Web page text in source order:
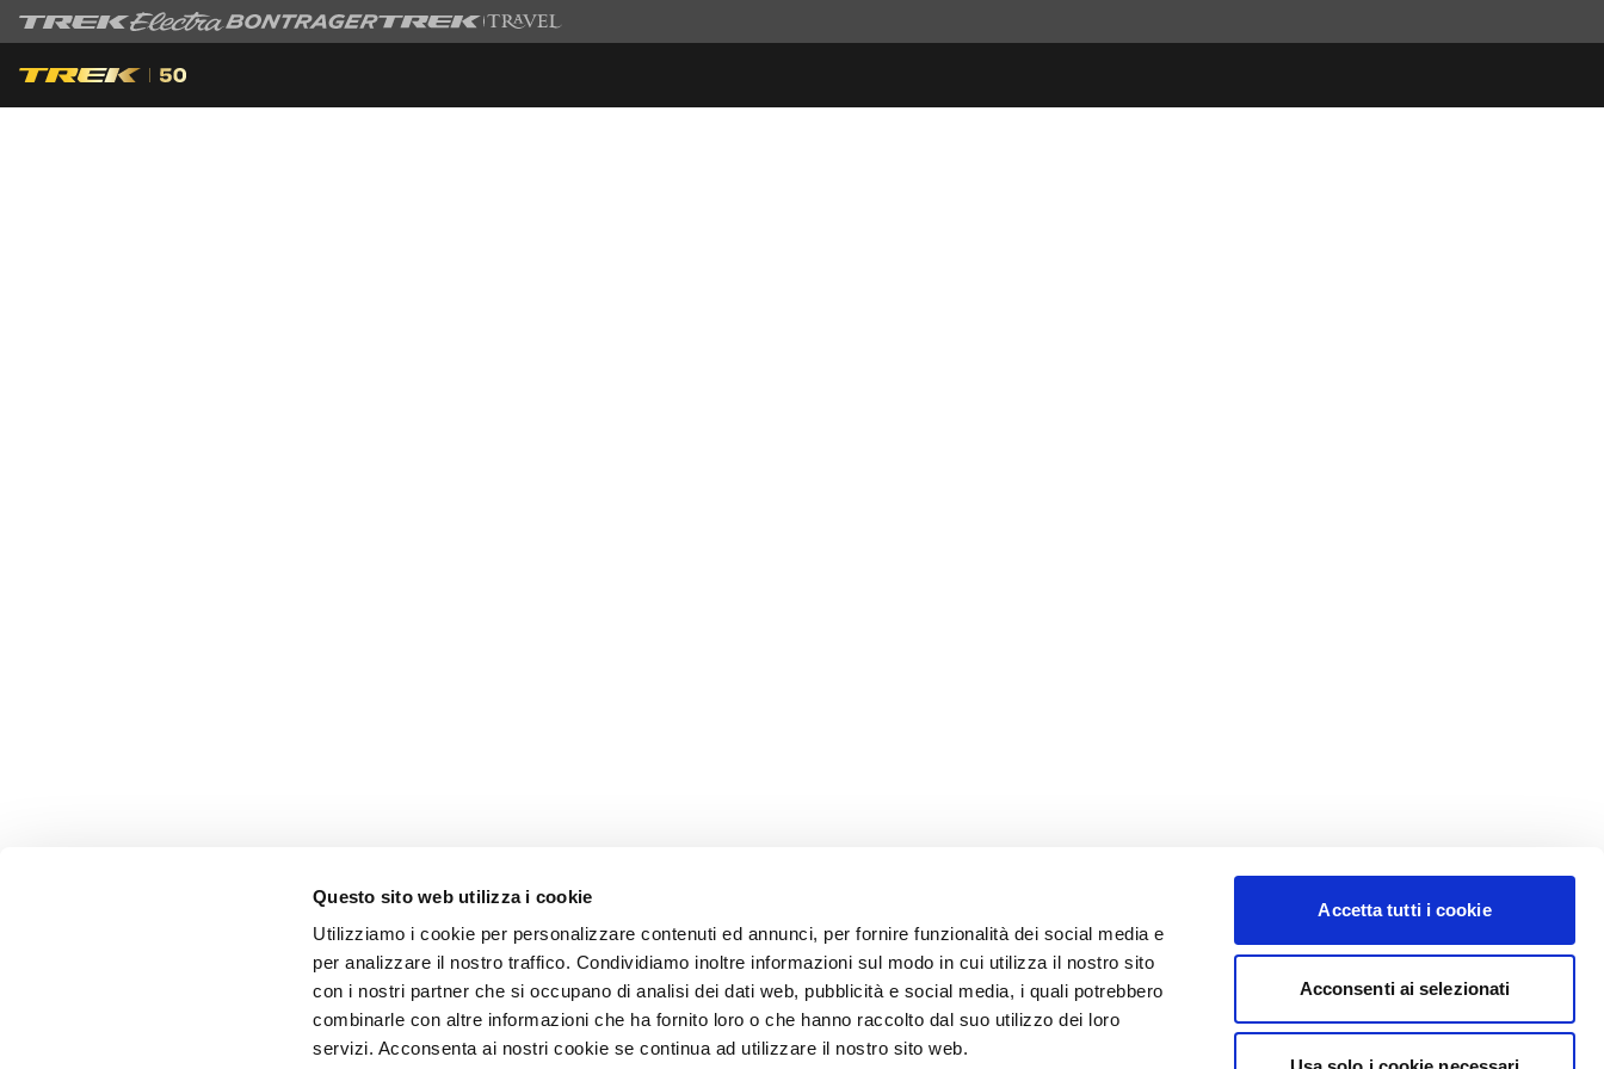
Questo sito web utilizza i cookie
Utilizziamo i cookie per personalizzare contenuti ed annunci, per fornire funzionalità dei social media e
per analizzare il nostro traffico. Condividiamo inoltre informazioni sul modo in cui utilizza il nostro sito
con i nostri partner che si occupano di analisi dei dati web, pubblicità e social media, i quali potrebbero
combinarle con altre informazioni che ha fornito loro o che hanno raccolto dal suo utilizzo dei loro
servizi. Acconsenta ai nostri cookie se continua ad utilizzare il nostro sito web.
Accetta tutti i cookie
Acconsenti ai selezionati